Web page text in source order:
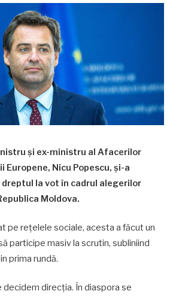
și ex-ministru al Afacerilor
Europene, Nicu Popescu, și-a
la vot în cadrul alegerilor
Moldova.
pe rețelele sociale, acesta a făcut un
participe masiv la scrutin, subliniind
prima rundă.
decidem direcția. În diaspora se